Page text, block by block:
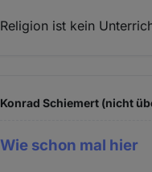
Religion ist kein
Konrad Schiemert (nicht
Wie schon mal hier